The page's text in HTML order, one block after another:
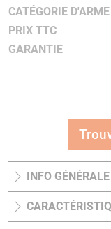
CATÉGORIE D'ARME
PRIX TTC
GARANTIE
INFO GÉNÉRALE